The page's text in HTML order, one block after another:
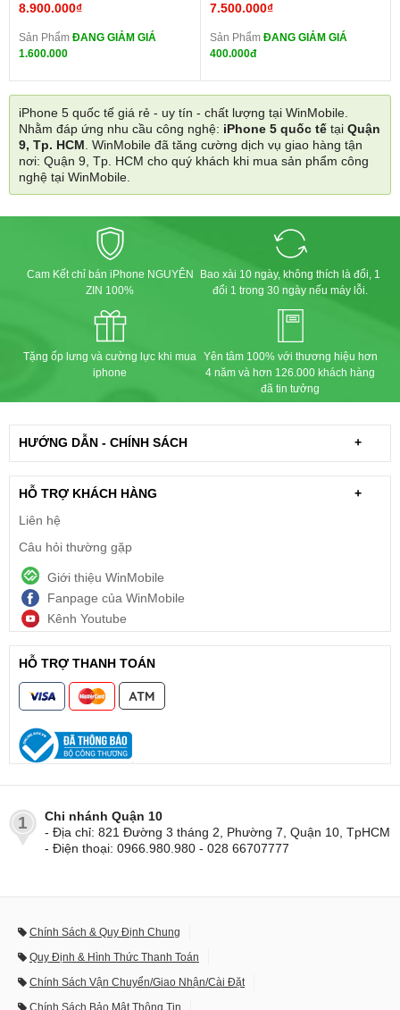
8.900.000₫
Sản Phẩm ĐANG GIẢM GIÁ
1.600.000
7.500.000₫
Sản Phẩm ĐANG GIẢM GIÁ
400.000đ
iPhone 5 quốc tế giá rẻ - uy tín - chất lượng tại WinMobile.
Nhằm đáp ứng nhu cầu công nghệ: iPhone 5 quốc tế tại Quận
9, Tp. HCM. WinMobile đã tăng cường dịch vụ giao hàng tận
nơi: Quận 9, Tp. HCM cho quý khách khi mua sản phẩm công
nghệ tại WinMobile.
Cam Kết chỉ bán iPhone NGUYÊN
ZIN 100%
Bao xài 10 ngày, không thích là đổi, 1
đổi 1 trong 30 ngày nếu máy lỗi.
Tặng ốp lưng và cường lực khi mua
iphone
Yên tâm 100% với thương hiệu hơn
4 năm và hơn 126.000 khách hàng
đã tin tưởng
HƯỚNG DẪN - CHÍNH SÁCH +
HỖ TRỢ KHÁCH HÀNG
+
Liên hệ
Câu hỏi thường gặp
Giới thiệu WinMobile
Fanpage của WinMobile
Kênh Youtube
HỖ TRỢ THANH TOÁN
1
Chi nhánh Quận 10
- Địa chỉ: 821 Đường 3 tháng 2, Phường 7, Quận 10, TpHCM
- Điện thoại: 0966.980.980 - 028 66707777
Chính Sách & Quy Định Chung
Quy Định & Hình Thức Thanh Toán
Chính Sách Vận Chuyển/Giao Nhận/Cài Đặt